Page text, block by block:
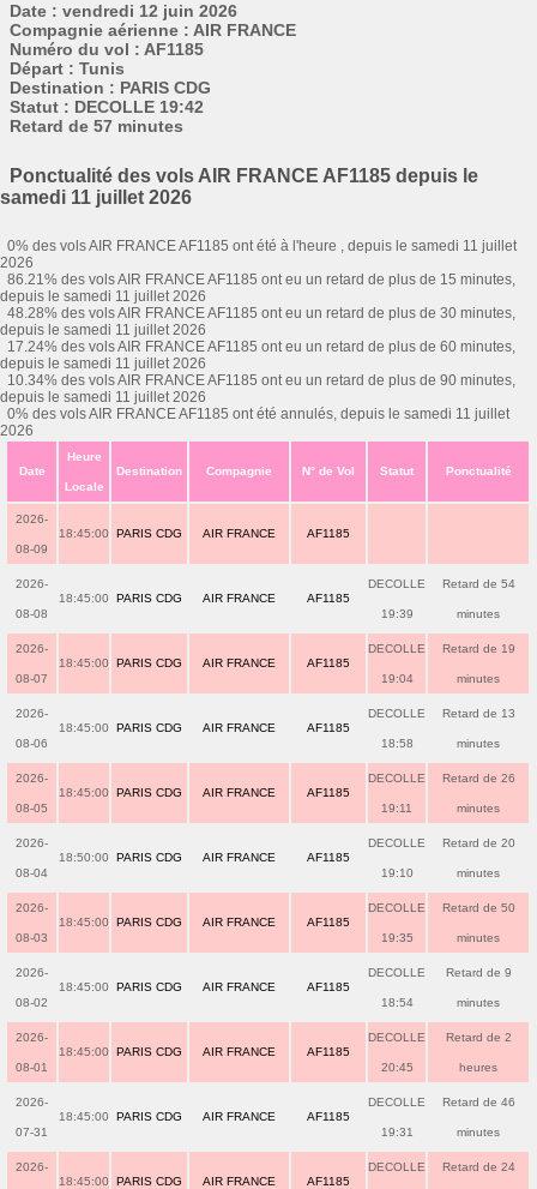
Date : vendredi 12 juin 2026
Compagnie aérienne : AIR FRANCE
Numéro du vol : AF1185
Départ : Tunis
Destination : PARIS CDG
Statut : DECOLLE 19:42
Retard de 57 minutes
Ponctualité des vols AIR FRANCE AF1185 depuis le
samedi 11 juillet 2026
0% des vols AIR FRANCE AF1185 ont été à l'heure , depuis le samedi 11 juillet
2026
86.21% des vols AIR FRANCE AF1185 ont eu un retard de plus de 15 minutes,
depuis le samedi 11 juillet 2026
48.28% des vols AIR FRANCE AF1185 ont eu un retard de plus de 30 minutes,
depuis le samedi 11 juillet 2026
17.24% des vols AIR FRANCE AF1185 ont eu un retard de plus de 60 minutes,
depuis le samedi 11 juillet 2026
10.34% des vols AIR FRANCE AF1185 ont eu un retard de plus de 90 minutes,
depuis le samedi 11 juillet 2026
0% des vols AIR FRANCE AF1185 ont été annulés, depuis le samedi 11 juillet
2026
Date
Heure
Locale
Destination Compagnie N° de Vol Statut Ponctualité
2026-
08-09
18:45:00 PARIS CDG AIR FRANCE AF1185
2026-
08-08
18:45:00 PARIS CDG AIR FRANCE AF1185
DECOLLE
19:39
Retard de 54
minutes
2026-
08-07
18:45:00 PARIS CDG AIR FRANCE AF1185
DECOLLE
19:04
Retard de 19
minutes
2026-
08-06
18:45:00 PARIS CDG AIR FRANCE AF1185
DECOLLE
18:58
Retard de 13
minutes
2026-
08-05
18:45:00 PARIS CDG AIR FRANCE AF1185
DECOLLE
19:11
Retard de 26
minutes
2026-
08-04
18:50:00 PARIS CDG AIR FRANCE AF1185
DECOLLE
19:10
Retard de 20
minutes
2026-
08-03
18:45:00 PARIS CDG AIR FRANCE AF1185
DECOLLE
19:35
Retard de 50
minutes
2026-
08-02
18:45:00 PARIS CDG AIR FRANCE AF1185
DECOLLE
18:54
Retard de 9
minutes
2026-
08-01
18:45:00 PARIS CDG AIR FRANCE AF1185
DECOLLE
20:45
Retard de 2
heures
2026-
07-31
18:45:00 PARIS CDG AIR FRANCE AF1185
DECOLLE
19:31
Retard de 46
minutes
2026-
18:45:00 PARIS CDG AIR FRANCE AF1185
DECOLLE Retard de 24